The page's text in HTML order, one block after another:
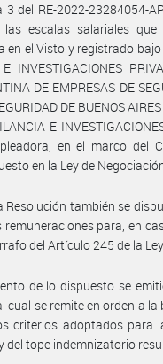
del RE-2022-23284054-
las escalas salariales
en el Visto y registrado
E INVESTIGACIONES
DE EMPRESAS DE
DE BUENOS
E
en el marco del
en la Ley de
Resolución también se
remuneraciones para, en
del Artículo 245 de la
de lo dispuesto se
cual se remite en orden a
criterios adoptados para
del tope indemnizatorio